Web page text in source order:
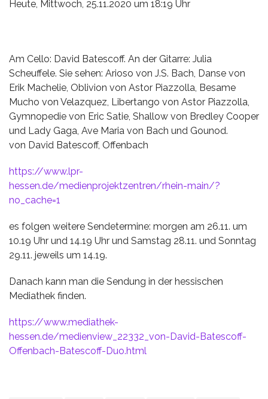
Heute, Mittwoch, 25.11.2020 um 18:19 Uhr
Am Cello: David Batescoff. An der Gitarre: Julia
Scheuffele. Sie sehen: Arioso von J.S. Bach, Danse von
Erik Machelie, Oblivion von Astor Piazzolla, Besame
Mucho von Velazquez, Libertango von Astor Piazzolla,
Gymnopedie von Eric Satie, Shallow von Bredley Cooper
und Lady Gaga, Ave Maria von Bach und Gounod.
von David Batescoff, Offenbach
https://www.lpr-
hessen.de/medienprojektzentren/rhein-main/?
no_cache=1
es folgen weitere Sendetermine: morgen am 26.11. um
10.19 Uhr und 14.19 Uhr und Samstag 28.11. und Sonntag
29.11. jeweils um 14.19.
Danach kann man die Sendung in der hessischen
Mediathek finden.
https://www.mediathek-
hessen.de/medienview_22332_von-David-Batescoff-
Offenbach-Batescoff-Duo.html